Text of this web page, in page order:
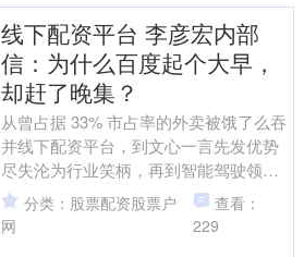
线下配资平台 李彦宏内部
信：为什么百度起个大早，
却赶了晚集？
从曾占据 33% 市占率的外卖被饿了么吞
并线下配资平台，到文心一言先发优势
尽失沦为行业笑柄，再到智能驾驶领域
极越汽车的倒闭，这家早期布局诸多前
沿赛道的巨头，屡屡....
分类：股票配资股票户
网
查看：
229